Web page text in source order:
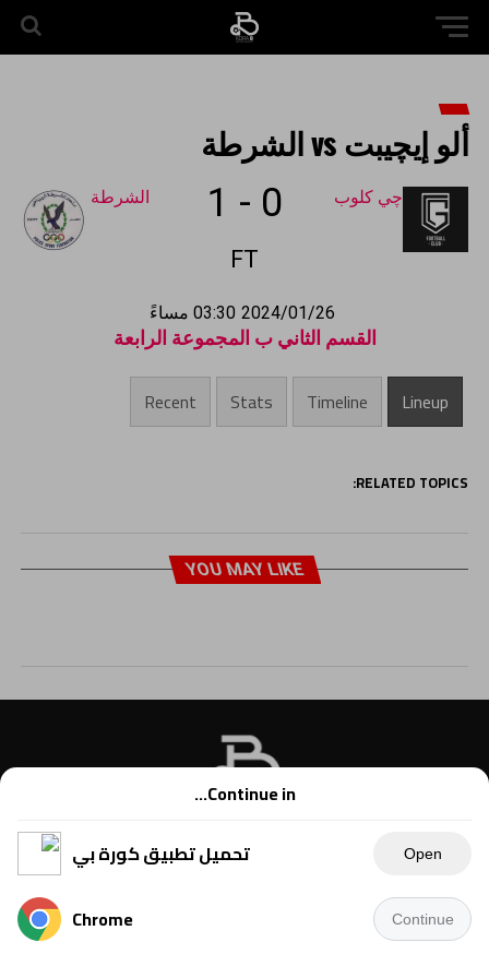
ألو إيچيبت vs الشرطة
چي كلوب 0
-
1
FT
الشرطة
2024/01/26 03:30 مساءً
القسم الثاني ب المجموعة الرابعة
Lineup
Timeline
Stats
Recent
RELATED TOPICS:
YOU MAY LIKE
Copyright © 2021 Kora B, powered by Ahmednet.info
Continue in...
تحميل تطبيق كورة بي
Open
Chrome Continue